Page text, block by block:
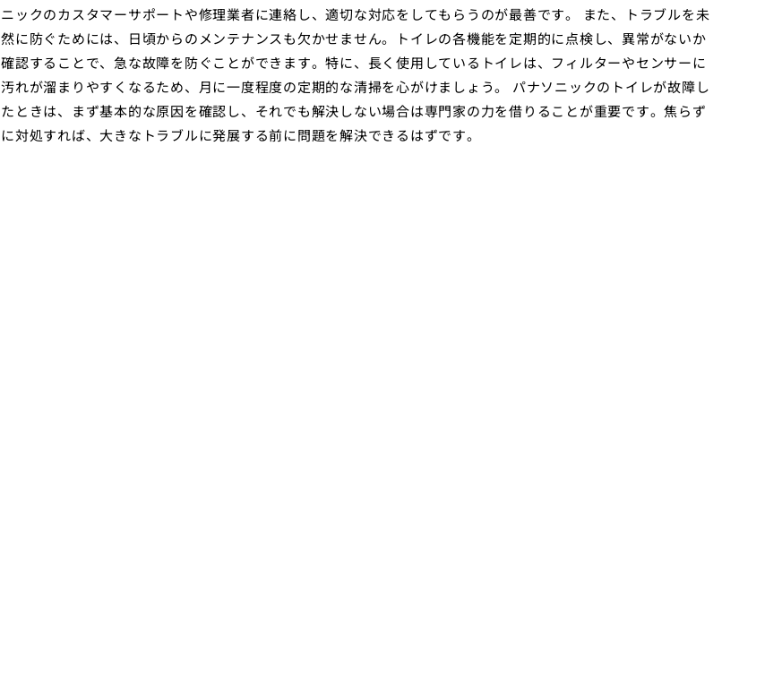
ニックのカスタマーサポートや修理業者に連絡し、適切な対応をしてもらうのが最善です。 また、トラブルを未
然に防ぐためには、日頃からのメンテナンスも欠かせません。トイレの各機能を定期的に点検し、異常がないか
確認することで、急な故障を防ぐことができます。特に、長く使用しているトイレは、フィルターやセンサーに
汚れが溜まりやすくなるため、月に一度程度の定期的な清掃を心がけましょう。 パナソニックのトイレが故障し
たときは、まず基本的な原因を確認し、それでも解決しない場合は専門家の力を借りることが重要です。焦らず
に対処すれば、大きなトラブルに発展する前に問題を解決できるはずです。